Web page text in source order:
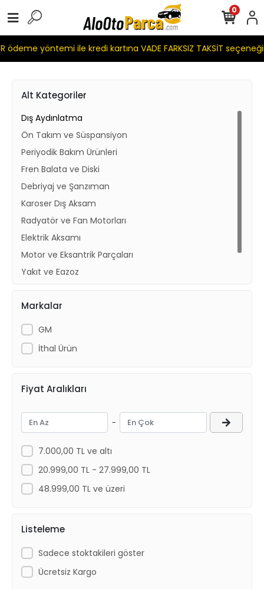
ödeme yöntemi ile kredi kartına VADE FARKSIZ TAKSİT
0
Alt Kategoriler
Dış Aydınlatma
Ön Takım ve Süspansiyon
Periyodik Bakım Ürünleri
Fren Balata ve Diski
Debriyaj ve Şanzıman
Karoser Dış Aksam
Radyatör ve Fan Motorları
Elektrik Aksamı
Motor ve Eksantrik Parçaları
Yakıt ve Egzoz
Markalar
GM
İthal Ürün
Fiyat Aralıkları
-
7.000,00 TL ve altı
20.999,00 TL - 27.999,00 TL
48.999,00 TL ve üzeri
Listeleme
Sadece stoktakileri göster
Ücretsiz Kargo